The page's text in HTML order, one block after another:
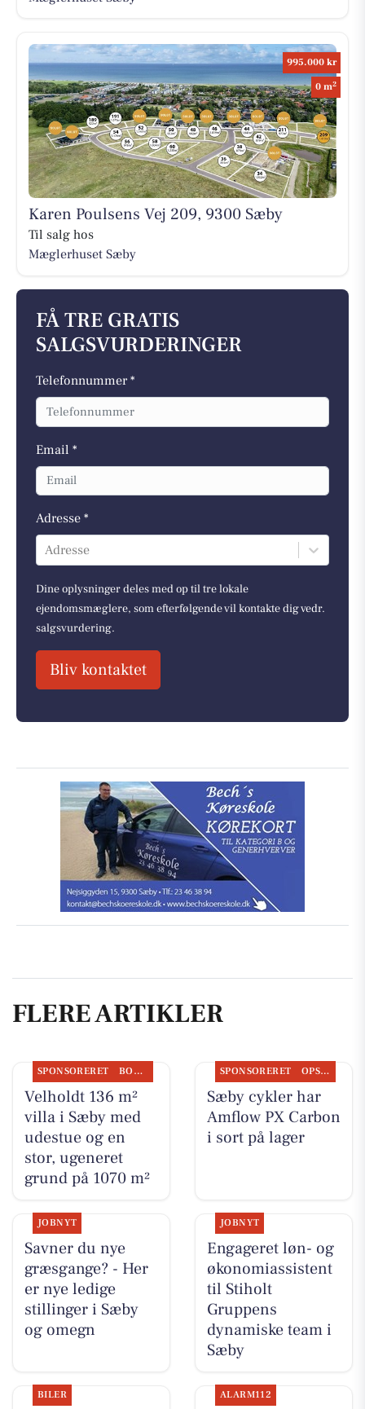
995.000 kr
0 m2
Karen Poulsens Vej 209, 9300 Sæby
Til salg hos
Mæglerhuset Sæby
FÅ TRE GRATIS
SALGSVURDERINGER
Telefonnummer *
Email *
Adresse *
Adresse
Dine oplysninger deles med op til tre lokale
ejendomsmæglere, som efterfølgende vil kontakte dig vedr.
salgsvurdering.
Bliv kontaktet
FLERE ARTIKLER
SPONSORERET BOLIGMARKED
Velholdt 136 m²
villa i Sæby med
udestue og en
stor, ugeneret
grund på 1070 m²
SPONSORERET OPSLAGSTAVLEN
Sæby cykler har
Amflow PX Carbon
i sort på lager
JOBNYT
Savner du nye
græsgange? - Her
er nye ledige
stillinger i Sæby
og omegn
JOBNYT
Engageret løn- og
økonomiassistent
til Stiholt
Gruppens
dynamiske team i
Sæby
BILER ALARM112